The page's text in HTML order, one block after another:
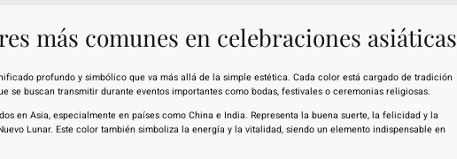
más comunes en celebraciones asiáticas
profundo y simbólico que va más allá de la simple estética. Cada color está cargado de tradición
se buscan transmitir durante eventos importantes como bodas, festivales o ceremonias religiosas.
en Asia, especialmente en países como China e India. Representa la buena suerte, la felicidad y la
Lunar. Este color también simboliza la energía y la vitalidad, siendo un elemento indispensable en